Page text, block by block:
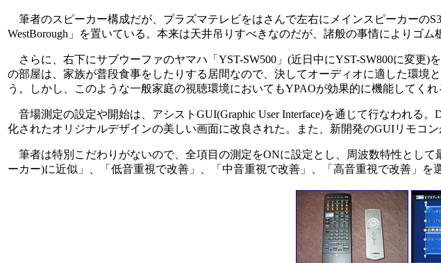
筆者のスピーカー構成だが、プラズマテレビをはさんで左右にメインスピーカーの
WestBorough」を置いている。本来は天井吊りすべきなのだが、諸般の事情によりゴム
さらに、右下にサブウーファのヤマハ「YST-SW500」(近日中にYST-SW800に変更)
の部屋は、家族が普段食事をしたりする居間なので、決してオーディオに適した環境
う。しかし、このような一般家庭の視聴環境においてもYPAOが効果的に機能してくれ
音場測定の設定や開始は、アシストGUI(Graphic User Interface)を通じて行なわれる
化されたオリジナルデザインの美しい画面に改良された。また、新開発のGUIリモコ
筆者は特別こだわりがないので、全項目の測定をONに設定とし、周波数特性とし
ーカー)に近似」、「低音重視で改善」、「中音重視で改善」、「高音重視で改善」を